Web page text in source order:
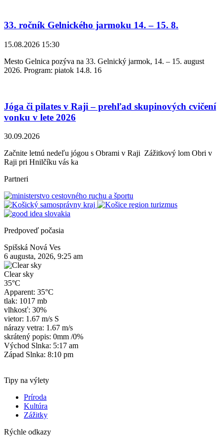
33. ročník Gelnického jarmoku 14. – 15. 8.
15.08.2026 15:30
Mesto Gelnica pozýva na 33. Gelnický jarmok, 14. – 15. august
2026. Program: piatok 14.8. 16
Jóga či pilates v Raji – prehľad skupinových cvičení
vonku v lete 2026
30.09.2026
Začnite letnú nedeľu jógou s Obrami v Raji Zážitkový lom Obri v
Raji pri Hnilčíku vás ka
Partneri
Predpoveď počasia
Spišská Nová Ves
6 augusta, 2026, 9:25 am
Clear sky
35°C
Apparent: 35°C
tlak: 1017 mb
vlhkosť: 30%
vietor: 1.67 m/s S
nárazy vetra: 1.67 m/s
skrátený popis: 0mm /0%
Východ Slnka: 5:17 am
Západ Slnka: 8:10 pm
Tipy na výlety
Príroda
Kultúra
Zážitky
Rýchle odkazy